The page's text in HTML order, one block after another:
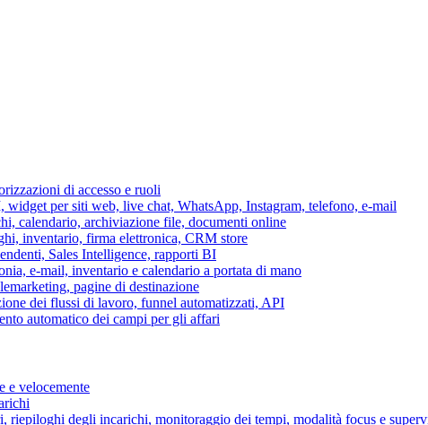
di accesso e ruoli
per siti web, live chat, WhatsApp, Instagram, telefono, e-mail
calendario, archiviazione file, documenti online
inventario, firma elettronica, CRM store
Sales Intelligence, rapporti BI
e-mail, inventario e calendario a portata di mano
pagine di destinazione
dei flussi di lavoro, funnel automatizzati, API
automatico dei campi per gli affari
e velocemente
riepiloghi degli incarichi, monitoraggio dei tempi, modalità focus e